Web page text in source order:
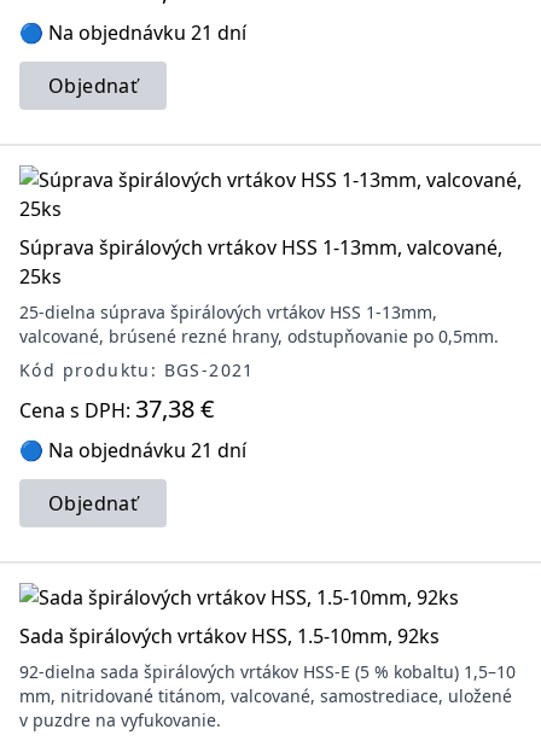
🔵 Na objednávku 21 dní
Objednať
Súprava špirálových vrtákov HSS 1-13mm, valcované,
25ks
25-dielna súprava špirálových vrtákov HSS 1-13mm,
valcované, brúsené rezné hrany, odstupňovanie po 0,5mm.
Kód produktu: BGS-2021
Cena s DPH: 37,38 €
🔵 Na objednávku 21 dní
Objednať
Sada špirálových vrtákov HSS, 1.5-10mm, 92ks
92-dielna sada špirálových vrtákov HSS-E (5 % kobaltu) 1,5–10
mm, nitridované titánom, valcované, samostrediace, uložené
v puzdre na vyfukovanie.